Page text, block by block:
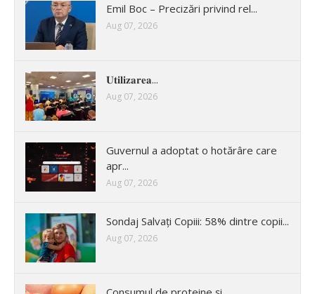
Emil Boc – Precizări privind rel...
Aug 07, 2026
𝐔𝐭𝐢𝐥𝐢𝐳𝐚𝐫𝐞𝐚...
Aug 07, 2026
Guvernul a adoptat o hotărâre care
apr...
Aug 07, 2026
Sondaj Salvați Copiii: 58% dintre copii...
Aug 07, 2026